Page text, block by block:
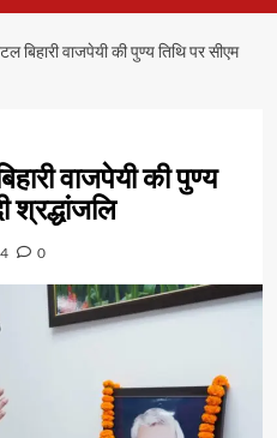
बिहारी वाजपेयी की पुण्य तिथि पर सीएम
वाजपेयी की पुण्य
श्रद्धांजलि
0